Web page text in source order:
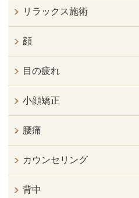
リラックス施術
顔
目の疲れ
小顔矯正
腰痛
カウンセリング
背中